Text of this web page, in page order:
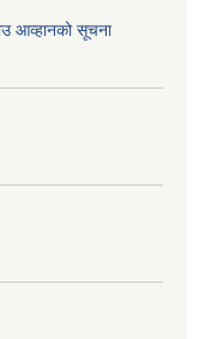
आव्हानको सूचना